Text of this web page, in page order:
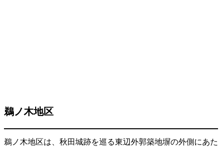
鵜ノ木地区
鵜ノ木地区は、秋田城跡を巡る東辺外郭築地塀の外側にあた